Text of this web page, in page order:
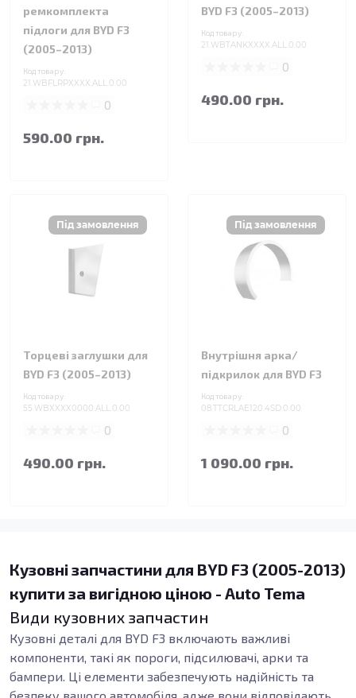
ремкомплекта
підлоги для BYD F3
(2005–2013)
Код товару:
21.WBFLRPXXXX.ALL.0.00
0
590.00 грн.
BYD F3 (2005–2013)
Код товару:
21.WBTANKXXXX.ALL.0.00
0
490.00 грн.
Торцеві заглушки для
BYD F3 (2005–2013)
Код товару:
55.WBXXXX0000.ALL.0.00
0
490.00 грн.
Внутрішня арка/
підкрилок для BYD F3
Код товару:
08.TTCRLAE120.4SD.0.00
0
1 090.00 грн.
Кузовні запчастини для BYD F3 (2005-2013)
купити за вигідною ціною - Auto Tema
Види кузовних запчастин
Кузовні деталі для BYD F3 включають важливі
компоненти, такі як пороги, підсилювачі, арки та
бампери. Ці елементи забезпечують надійність та